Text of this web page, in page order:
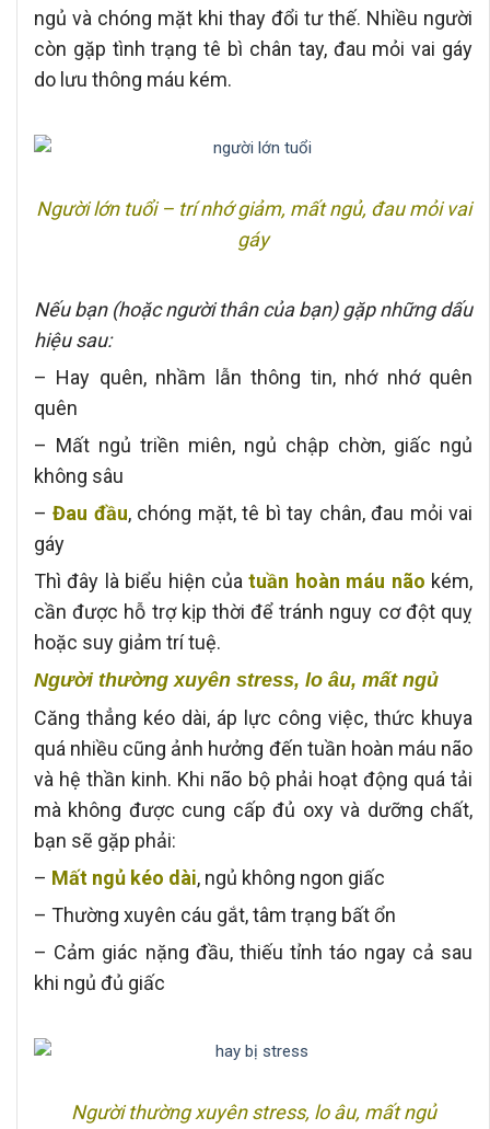
ngủ và chóng mặt khi thay đổi tư thế. Nhiều người
còn gặp tình trạng tê bì chân tay, đau mỏi vai gáy
do lưu thông máu kém.
Người lớn tuổi – trí nhớ giảm, mất ngủ, đau mỏi vai
gáy
Nếu bạn (hoặc người thân của bạn) gặp những dấu
hiệu sau:
– Hay quên, nhầm lẫn thông tin, nhớ nhớ quên
quên
– Mất ngủ triền miên, ngủ chập chờn, giấc ngủ
không sâu
–Đau đầu, chóng mặt, tê bì tay chân, đau mỏi vai
gáy
Thì đây là biểu hiện củatuần hoàn máu não kém,
cần được hỗ trợ kịp thời để tránh nguy cơ đột quỵ
hoặc suy giảm trí tuệ.
Người thường xuyên stress, lo âu, mất ngủ
Căng thẳng kéo dài, áp lực công việc, thức khuya
quá nhiều cũng ảnh hưởng đến tuần hoàn máu não
và hệ thần kinh. Khi não bộ phải hoạt động quá tải
mà không được cung cấp đủ oxy và dưỡng chất,
bạn sẽ gặp phải:
– Mất ngủ kéo dài, ngủ không ngon giấc
– Thường xuyên cáu gắt, tâm trạng bất ổn
– Cảm giác nặng đầu, thiếu tỉnh táo ngay cả sau
khi ngủ đủ giấc
Người thường xuyên stress, lo âu, mất ngủ